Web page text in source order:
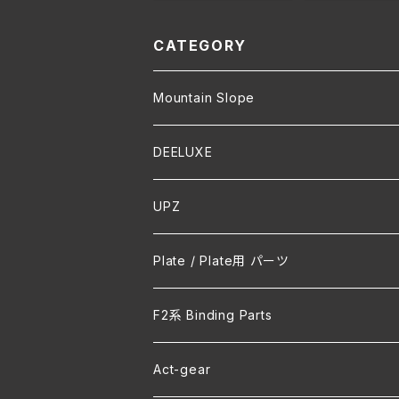
CATEGORY
Mountain Slope
DEELUXE
UPZ
Plate / Plate用 パーツ
F2系 Binding Parts
Act-gear